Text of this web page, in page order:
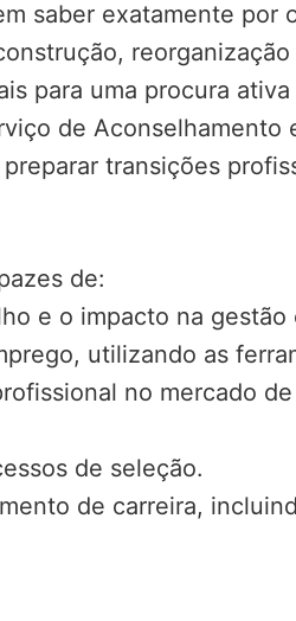
saber exatamente por
para uma procura
de
transições
de:
e o impacto na
utilizando as
no mercado
de seleção.
de carreira,